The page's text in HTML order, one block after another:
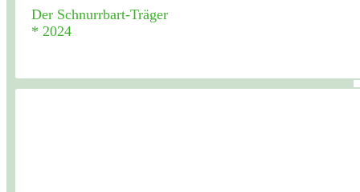
Der Schnurrbart-Träger
* 2024